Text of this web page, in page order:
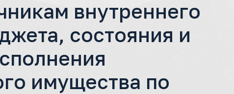
внутреннего
состояния и
имущества по